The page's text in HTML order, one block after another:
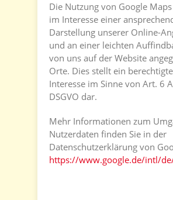
Die Nutzung von Google
im Interesse einer
Darstellung unserer Online-
und an einer leichten
von uns auf der Website
Orte. Dies stellt ein
Interesse im Sinne von Art. 6
DSGVO dar.
Mehr Informationen zum
Nutzerdaten finden Sie in der
Datenschutzerklärung von
https://www.google.de/intl/